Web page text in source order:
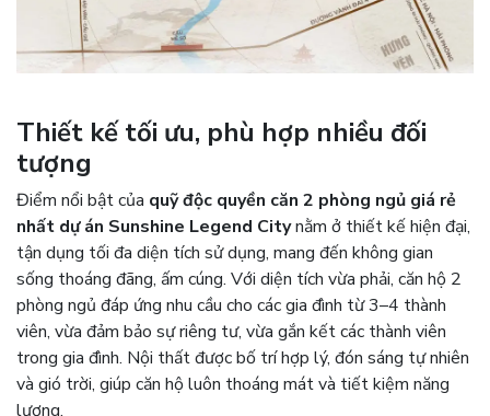
Thiết kế tối ưu, phù hợp nhiều đối
tượng
Điểm nổi bật của quỹ độc quyền căn 2 phòng ngủ giá rẻ
nhất dự án Sunshine Legend Citynằm ở thiết kế hiện đại,
tận dụng tối đa diện tích sử dụng, mang đến không gian
sống thoáng đãng, ấm cúng. Với diện tích vừa phải, căn hộ 2
phòng ngủ đáp ứng nhu cầu cho các gia đình từ 3–4 thành
viên, vừa đảm bảo sự riêng tư, vừa gắn kết các thành viên
trong gia đình. Nội thất được bố trí hợp lý, đón sáng tự nhiên
và gió trời, giúp căn hộ luôn thoáng mát và tiết kiệm năng
lượng.